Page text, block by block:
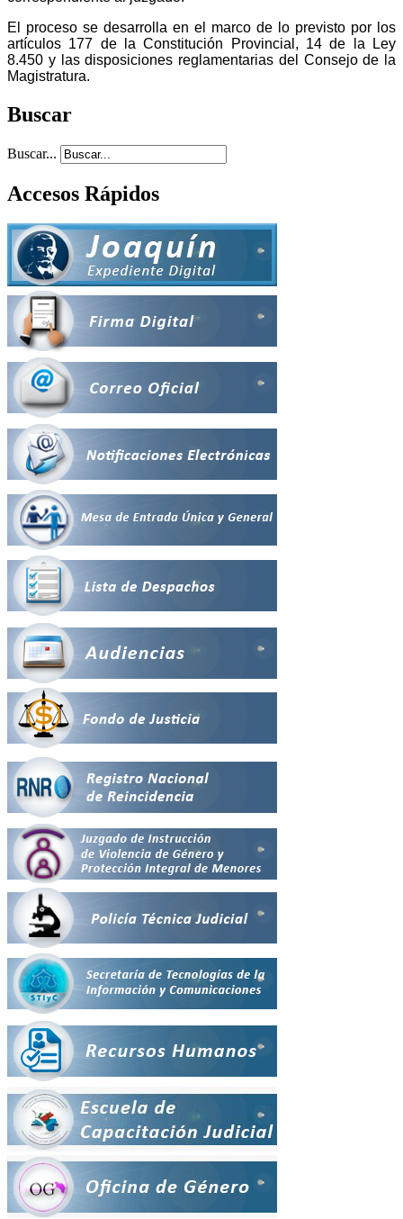
El proceso se desarrolla en el marco de lo previsto por los
artículos 177 de la Constitución Provincial, 14 de la Ley
8.450 y las disposiciones reglamentarias del Consejo de la
Magistratura.
Buscar
Buscar...
Accesos Rápidos